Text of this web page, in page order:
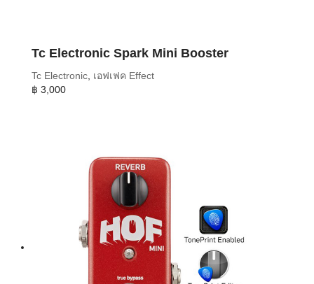
Tc Electronic Spark Mini Booster
Tc Electronic เอฟเฟค Effect
฿ 3,000